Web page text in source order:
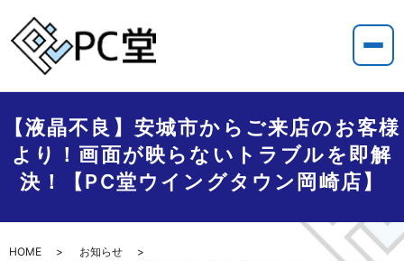
【液晶不良】安城市からご来店のお客様
より！画面が映らないトラブルを即解
決！【PC堂ウイングタウン岡崎店】
HOME
お知らせ